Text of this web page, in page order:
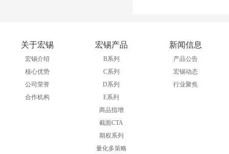
关于宏锡
宏锡介绍
核心优势
公司荣誉
合作机构
宏锡产品
B系列
C系列
D系列
E系列
商品指增
截面CTA
期权系列
量化多策略
新闻信息
产品公告
宏锡动态
行业聚焦